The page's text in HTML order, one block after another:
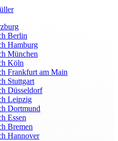
Berlin
Hamburg
München
Köln
Frankfurt am Main
Stuttgart
Düsseldorf
Leipzig
Dortmund
Essen
Bremen
Hannover